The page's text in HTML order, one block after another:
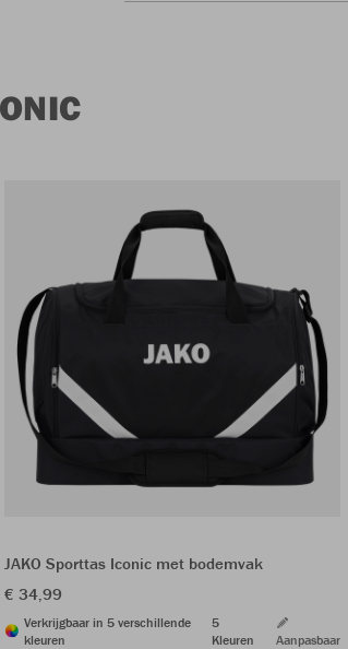
JAKO Sporttas Iconic met bodemvak
€ 34,99
Verkrijgbaar in 5 verschillende
kleuren
5
Kleuren
Aanpasbaar